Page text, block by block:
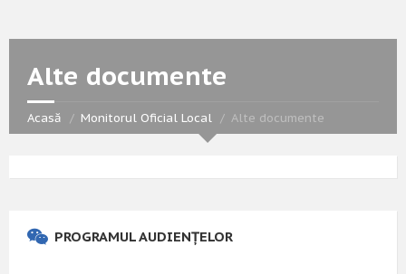
Alte documente
Acasă Monitorul Oficial Local Alte documente
PROGRAMUL AUDIENȚELOR